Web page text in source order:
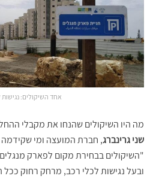
אחד השיקולים:
מה היו השיקולים שהנחו את מקבלי
שני גרינברג, חברת המועצה ומי
"השיקולים בבחירת מקום לפארק
ובעל נגישות לכלי רכב, מרחק רחוק ככל